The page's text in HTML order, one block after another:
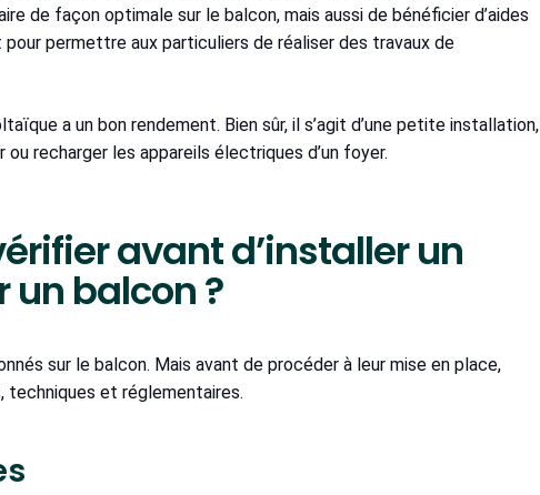
de façon optimale sur le balcon, mais aussi de bénéficier d’aides
permettre aux particuliers de réaliser des travaux de
a un bon rendement. Bien sûr, il s’agit d’une petite installation,
recharger les appareils électriques d’un foyer.
avant d’installer un
un balcon ?
sur le balcon. Mais avant de procéder à leur mise en place,
techniques et réglementaires.